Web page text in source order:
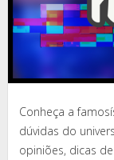
Conheça a
dúvidas do
opiniões, dicas